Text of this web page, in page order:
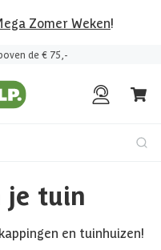
Zomer Weken!
de € 75,-
je tuin
en tuinhuizen!